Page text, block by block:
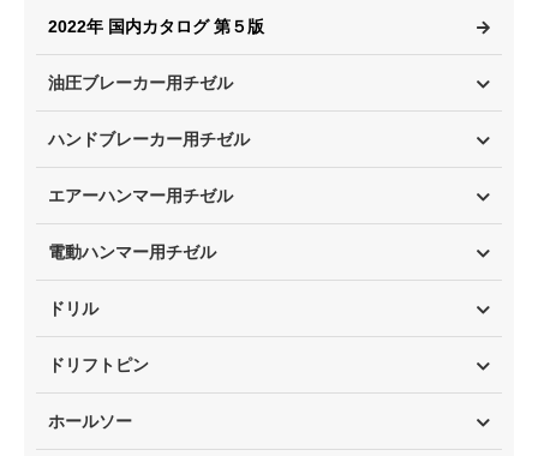
2022年 国内カタログ 第５版
油圧ブレーカー用チゼル
ハンドブレーカー用チゼル
エアーハンマー用チゼル
電動ハンマー用チゼル
ドリル
ドリフトピン
ホールソー